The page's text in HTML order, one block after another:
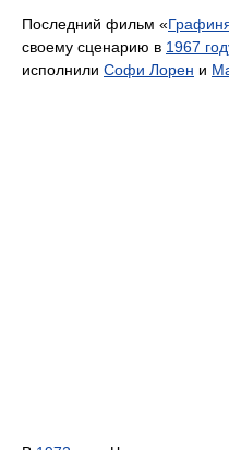
Последний фильм «
своему сценарию в 1967
исполнили Софи Лорен и